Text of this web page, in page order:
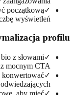
początkową
liczbę wyświetleń.
Optymalizacja
i bio z słowami
oraz mocnym CTA.
aby konwertować
odwiedzających.